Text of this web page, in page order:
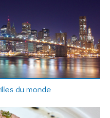
du monde